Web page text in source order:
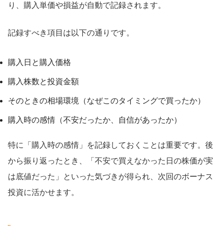
り、購入単価や損益が自動で記録されます。
記録すべき項目は以下の通りです。
購入日と購入価格
購入株数と投資金額
そのときの相場環境（なぜこのタイミングで買ったか）
購入時の感情（不安だったか、自信があったか）
特に「購入時の感情」を記録しておくことは重要です。後
から振り返ったとき、「不安で買えなかった日の株価が実
は底値だった」といった気づきが得られ、次回のボーナス
投資に活かせます。